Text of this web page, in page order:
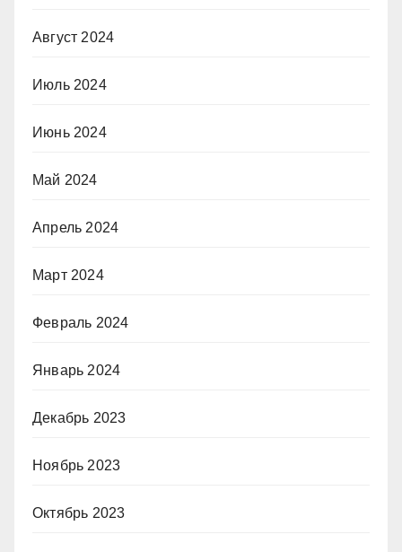
Август 2024
Июль 2024
Июнь 2024
Май 2024
Апрель 2024
Март 2024
Февраль 2024
Январь 2024
Декабрь 2023
Ноябрь 2023
Октябрь 2023